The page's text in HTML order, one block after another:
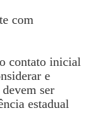
com
contato inicial
e
ser
estadual